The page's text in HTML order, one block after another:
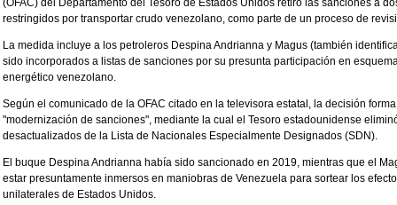
(OFAC) del Departamento del Tesoro de Estados Unidos retiró las sanciones a
restringidos por transportar crudo venezolano, como parte de un proceso de
La medida incluye a los petroleros Despina Andrianna y Magus (también
sido incorporados a listas de sanciones por su presunta participación en
energético venezolano.
Según el comunicado de la OFAC citado en la televisora estatal, la decisión
"modernización de sanciones", mediante la cual el Tesoro estadounidense
desactualizados de la Lista de Nacionales Especialmente Designados (SDN).
El buque Despina Andrianna había sido sancionado en 2019, mientras que el
estar presuntamente inmersos en maniobras de Venezuela para sortear los
unilaterales de Estados Unidos.